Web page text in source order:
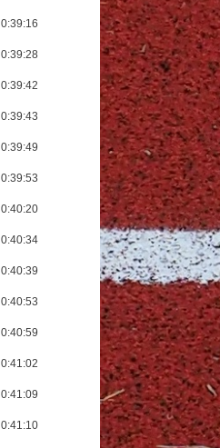
0:39:16
0:39:28
0:39:42
0:39:43
0:39:49
0:39:53
0:40:20
0:40:34
0:40:39
0:40:53
0:40:59
0:41:02
0:41:09
0:41:10